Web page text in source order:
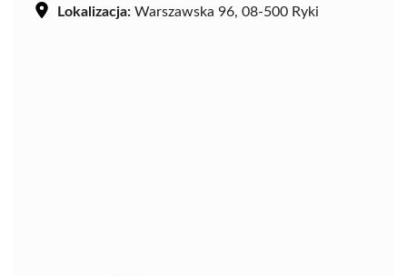
Lokalizacja: Warszawska 96, 08-500 Ryki